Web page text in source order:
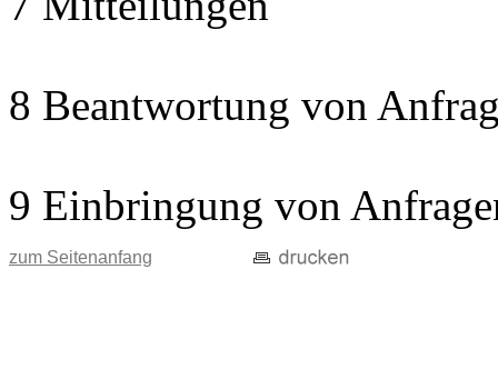
8 Beantwortung von
9 Einbringung von
zum Seitenanfang